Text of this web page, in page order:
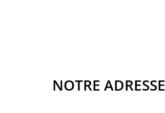
NOTRE ADRESSE